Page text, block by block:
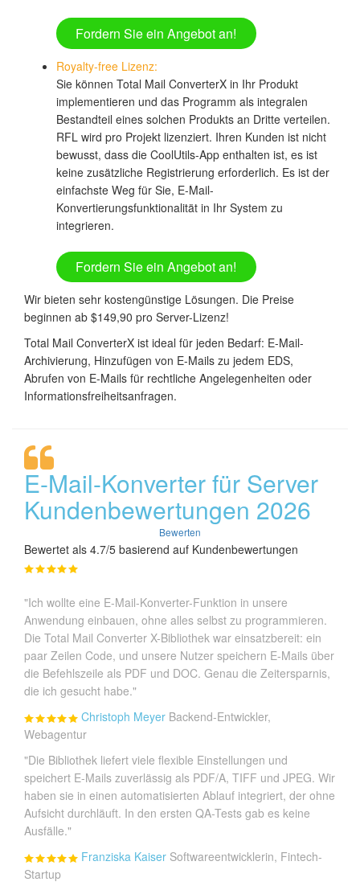
Fordern Sie ein Angebot an!
Royalty-free Lizenz:
Sie können Total Mail ConverterX in Ihr Produkt
implementieren und das Programm als integralen
Bestandteil eines solchen Produkts an Dritte verteilen.
RFL wird pro Projekt lizenziert. Ihren Kunden ist nicht
bewusst, dass die CoolUtils-App enthalten ist, es ist
keine zusätzliche Registrierung erforderlich. Es ist der
einfachste Weg für Sie, E-Mail-
Konvertierungsfunktionalität in Ihr System zu
integrieren.
Fordern Sie ein Angebot an!
Wir bieten sehr kostengünstige Lösungen. Die Preise
beginnen ab $149,90 pro Server-Lizenz!
Total Mail ConverterX ist ideal für jeden Bedarf: E-Mail-
Archivierung, Hinzufügen von E-Mails zu jedem EDS,
Abrufen von E-Mails für rechtliche Angelegenheiten oder
Informationsfreiheitsanfragen.
E-Mail-Konverter für Server
Kundenbewertungen 2026
Bewerten
Bewertet als 4.7/5 basierend auf Kundenbewertungen
"Ich wollte eine E-Mail-Konverter-Funktion in unsere
Anwendung einbauen, ohne alles selbst zu programmieren.
Die Total Mail Converter X-Bibliothek war einsatzbereit: ein
paar Zeilen Code, und unsere Nutzer speichern E-Mails über
die Befehlszeile als PDF und DOC. Genau die Zeitersparnis,
die ich gesucht habe."
Christoph Meyer Backend-Entwickler,
Webagentur
"Die Bibliothek liefert viele flexible Einstellungen und
speichert E-Mails zuverlässig als PDF/A, TIFF und JPEG. Wir
haben sie in einen automatisierten Ablauf integriert, der ohne
Aufsicht durchläuft. In den ersten QA-Tests gab es keine
Ausfälle."
Franziska Kaiser Softwareentwicklerin, Fintech-
Startup